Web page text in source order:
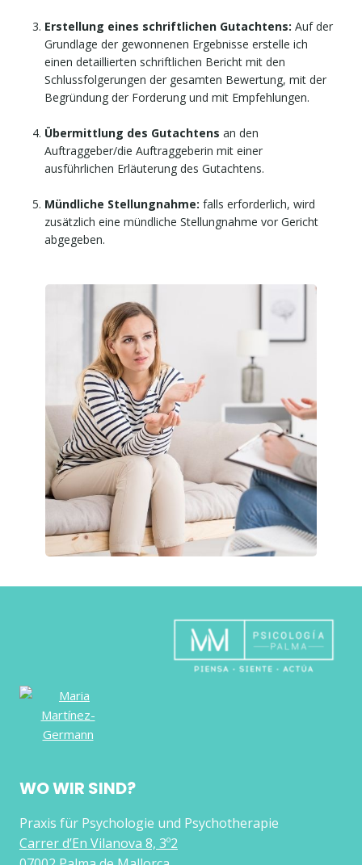
Erstellung eines schriftlichen Gutachtens: Auf der
Grundlage der gewonnenen Ergebnisse erstelle ich
einen detaillierten schriftlichen Bericht mit den
Schlussfolgerungen der gesamten Bewertung, mit der
Begründung der Forderung und mit Empfehlungen.
Übermittlung des Gutachtens an den
Auftraggeber/die Auftraggeberin mit einer
ausführlichen Erläuterung des Gutachtens.
Mündliche Stellungnahme: falls erforderlich, wird
zusätzlich eine mündliche Stellungnahme vor Gericht
abgegeben.
WO WIR SIND?
Praxis für Psychologie und Psychotherapie
Carrer d’En Vilanova 8, 3º2